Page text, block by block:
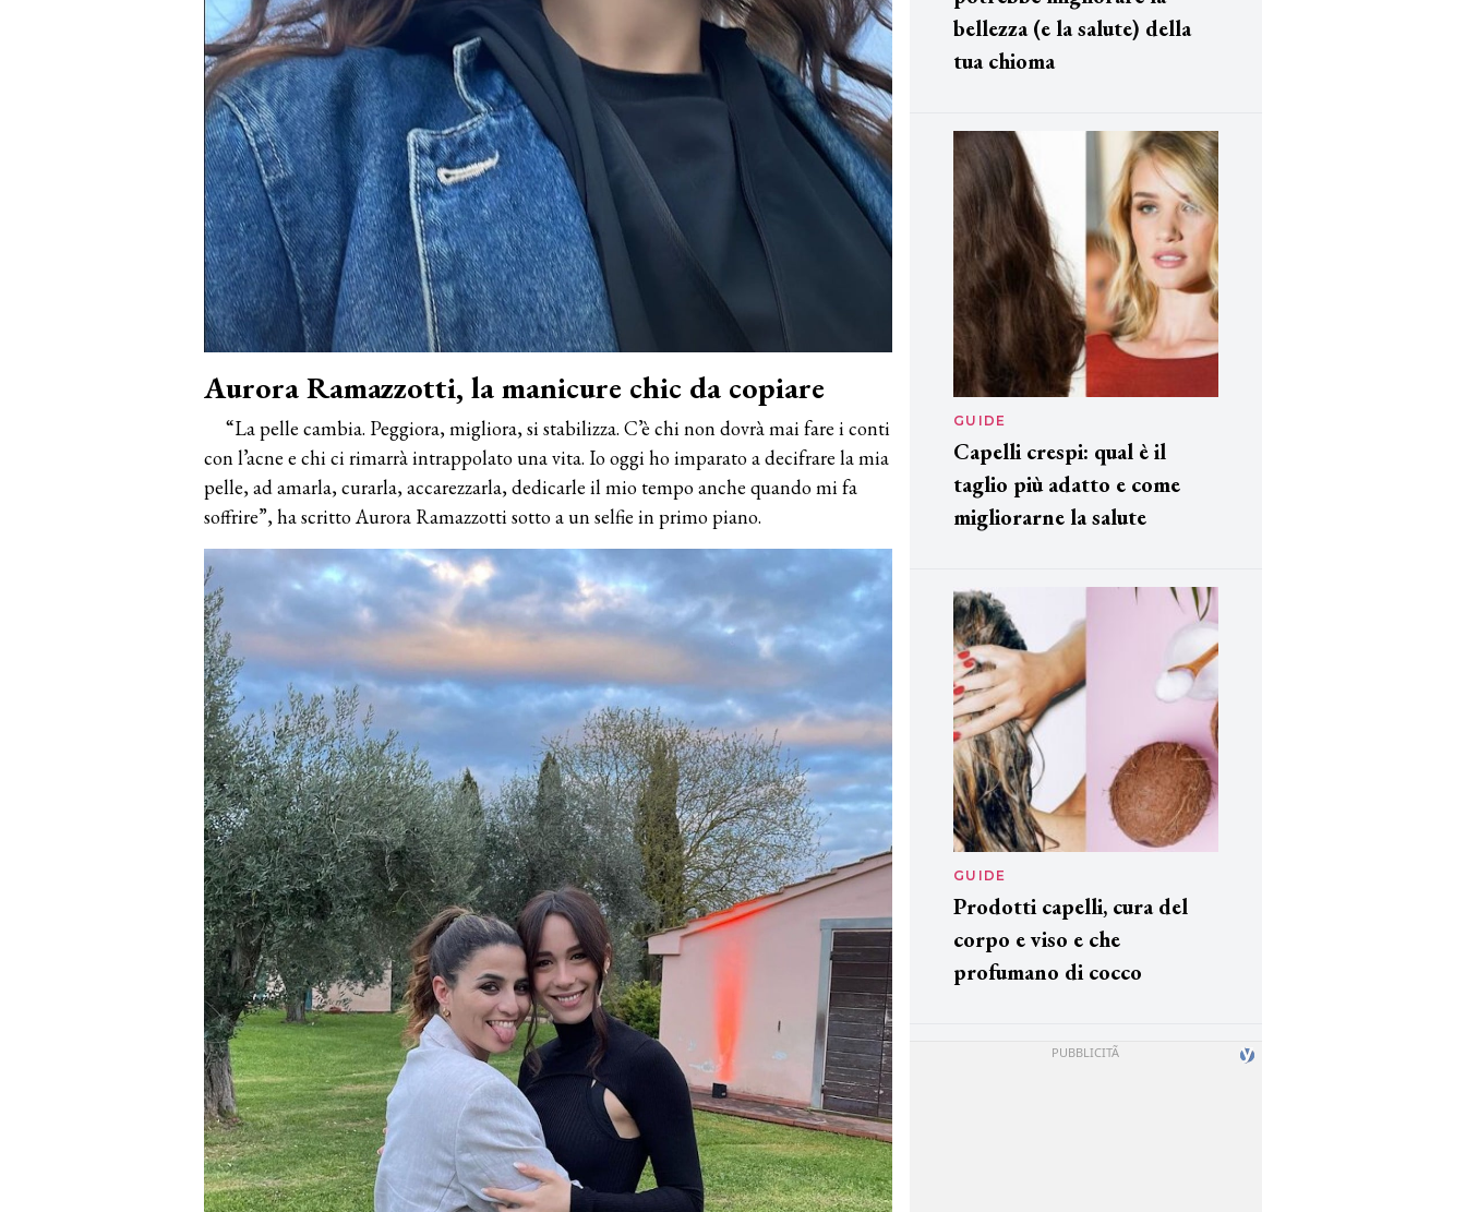
Aurora Ramazzotti, la manicure chic da copiare
“La pelle cambia. Peggiora, migliora, si stabilizza. C’è chi non dovrà mai fare i conti
con l’acne e chi ci rimarrà intrappolato una vita. Io oggi ho imparato a decifrare la mia
pelle, ad amarla, curarla, accarezzarla, dedicarle il mio tempo anche quando mi fa
soffrire”, ha scritto Aurora Ramazzotti sotto a un selfie in primo piano.
bellezza (e la salute) della
tua chioma
GUIDE
Capelli crespi: qual è il
taglio più adatto e come
migliorarne la salute
GUIDE
Prodotti capelli, cura del
corpo e viso e che
profumano di cocco